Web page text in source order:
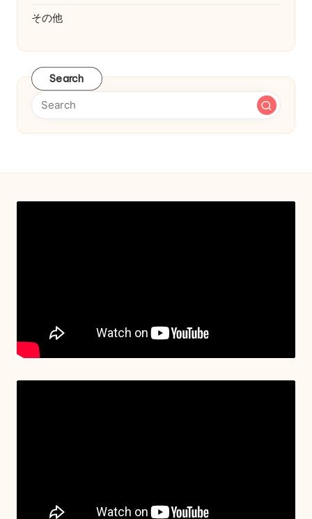
その他
Search